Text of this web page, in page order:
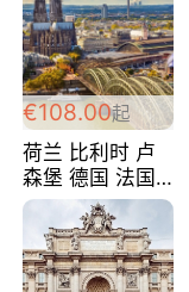
€108.00起
荷兰 比利时 卢
森堡 德国 法国
超爽玩遍西欧 循
环线 全程四星宾
馆 108欧/人/天